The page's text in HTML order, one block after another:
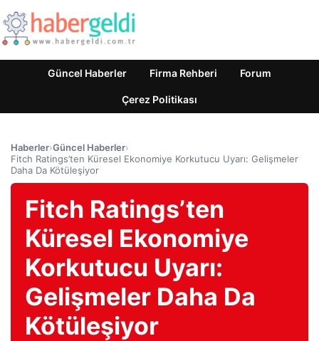
Güncel Haberler Firma Rehberi Forum
Çerez Politikası
Haberler›Güncel Haberler›
Fitch Ratings’ten Küresel Ekonomiye Korkutucu Uyarı: Gelişmeler
Daha Da Kötüleşiyor
Fitch Ratings’ten
Küresel Ekonomiye
Korkutucu Uyarı:
Gelişmeler Daha Da
Kötüleşiyor